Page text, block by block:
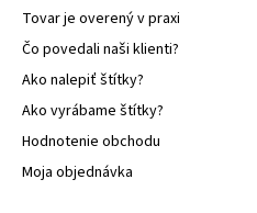
Tovar je overený v praxi
Čo povedali naši klienti?
Ako nalepiť štítky?
Ako vyrábame štítky?
Hodnotenie obchodu
Moja objednávka